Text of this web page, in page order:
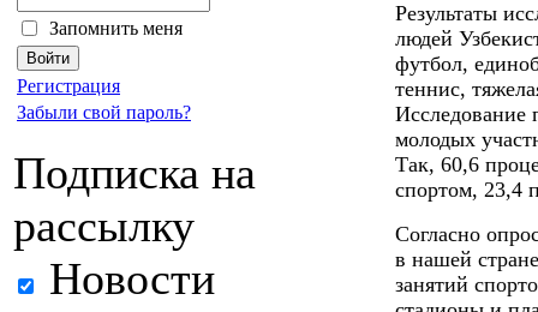
Запомнить меня
Регистрация
Забыли свой пароль?
Подписка на
рассылку
Новости
Результаты
людей
футбол,
теннис,
Исследование
молодых
Так, 60,6
спортом, 23,4
Согласно
в нашей
занятий